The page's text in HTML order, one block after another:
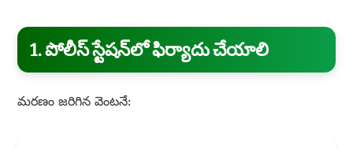
1. పోలీస్ స్టేషన్‌లో ఫిర్యాదు చేయాలి
మరణం జరిగిన వెంటనే: